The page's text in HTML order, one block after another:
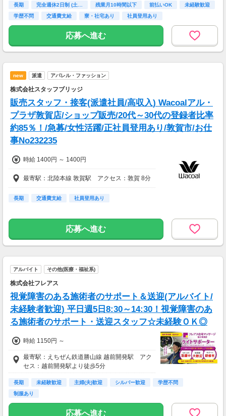
長期 完全週休2日制 (土… 残業月10時間以下 前払いOK
未経験歓迎
学歴不問
交通費支給 寮・社宅あり 社員登用あり
応募へ進む
new 派遣 アパレル・ファッション
株式会社スタッフブリッジ
販売スタッフ・接客(派遣社員/高収入) Wacoalアル・
プラザ敦賀店/ショップ販売/20代～30代の登録者比率
約85％！/急募/女性活躍/正社員登用あり/敦賀市/お仕
事No232235
時給 1400円 ～ 1400円
最寄駅：北陸本線 敦賀駅 アクセス：敦賀 8分
長期 交通費支給 社員登用あり
応募へ進む
アルバイト その他(医療・福祉系)
株式会社フレアス
視覚障害のある施術者のサポート＆送迎(アルバイト/
未経験者歓迎) 平日週5日8:30～14:30！視覚障害のあ
る施術者のサポート・送迎スタッフ☆未経験ＯＫ◎
時給 1150円 ～
最寄駅：えちぜん鉄道勝山線 越前開発駅 アク
セス：越前開発駅より徒歩5分
長期 未経験歓迎 主婦(夫)歓迎 シルバー歓迎
学歴不問
制服あり
応募へ進む